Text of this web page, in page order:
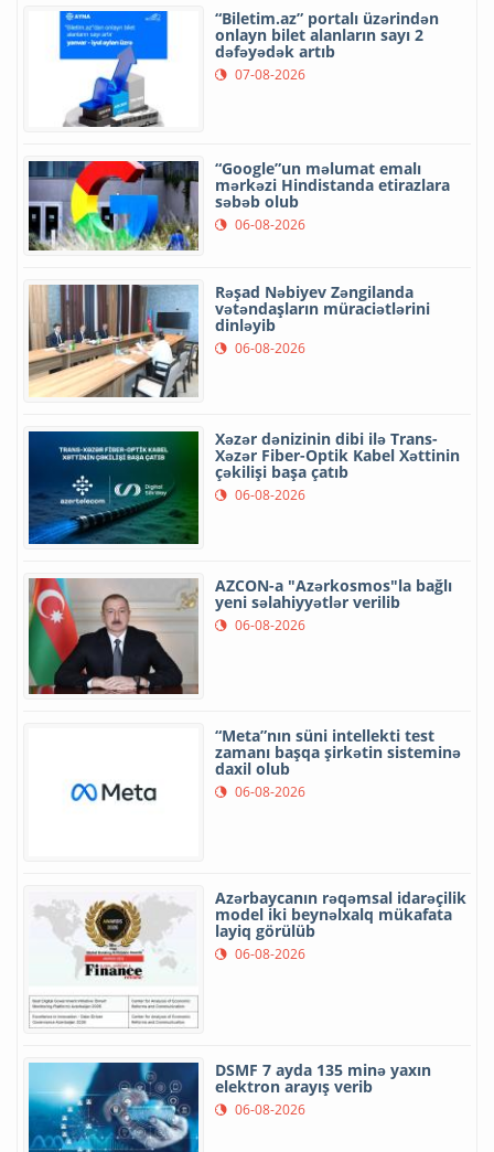
“Biletim.az” portalı üzərindən
onlayn bilet alanların sayı 2
dəfəyədək artıb
07-08-2026
“Google”un məlumat emalı
mərkəzi Hindistanda etirazlara
səbəb olub
06-08-2026
Rəşad Nəbiyev Zəngilanda
vətəndaşların müraciətlərini
dinləyib
06-08-2026
Xəzər dənizinin dibi ilə Trans-
Xəzər Fiber-Optik Kabel Xəttinin
çəkilişi başa çatıb
06-08-2026
AZCON-a "Azərkosmos"la bağlı
yeni səlahiyyətlər verilib
06-08-2026
“Meta”nın süni intellekti test
zamanı başqa şirkətin sisteminə
daxil olub
06-08-2026
Azərbaycanın rəqəmsal idarəçilik
model iki beynəlxalq mükafata
layiq görülüb
06-08-2026
DSMF 7 ayda 135 minə yaxın
elektron arayış verib
06-08-2026